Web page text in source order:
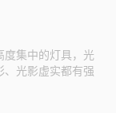
度集中的灯具，光
、光影虚实都有强